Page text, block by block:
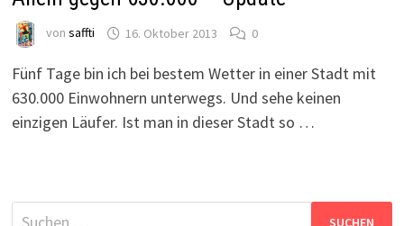
von saffti 16. Oktober 2013 0
Fünf Tage bin ich bei bestem Wetter in einer Stadt mit
630.000 Einwohnern unterwegs. Und sehe keinen
einzigen Läufer. Ist man in dieser Stadt so …
Suchen